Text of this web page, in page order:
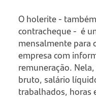
O holerite -
contracheque - é
mensalmente para
empresa com
remuneração.
bruto, salário
trabalhados, horas